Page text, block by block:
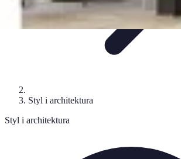
Styl i architektura
Styl i architektura